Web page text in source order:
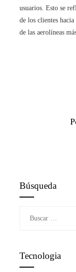
usuarios. Esto se
de los clientes
de las aerolíneas
Búsqueda
Tecnologia